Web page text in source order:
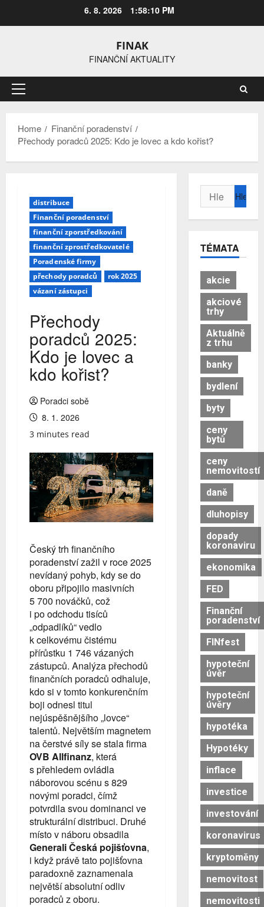
content
6. 8. 2026 1:58:11 PM
FINAK
FINANČNÍ AKTUALITY
Primary
Home
Finanční poradenství
Přechody poradců 2025: Kdo je lovec a kdo kořist?
distribuce
Finanční poradenství
finanční zporstředkování
finanční zprostředkovatelé
Poradenské firmy
přechody poradců
rok 2025
vázaní zástupci
Přechody
poradců 2025:
Kdo je lovec a
kdo kořist?
Poradci sobě
8. 1. 2026
3 minutes read
Český trh finančního
poradenství zažil v roce 2025
nevídaný pohyb, kdy se do
oboru připojilo masivních
5 700 nováčků, což
i po odchodu tisíců
„odpadlíků“ vedlo
k celkovému čistému
přírůstku 1 746 vázaných
zástupců. Analýza přechodů
finančních poradců odhaluje,
kdo si v tomto konkurenčním
boji odnesl titul
nejúspěšnějšího „lovce“
talentů. Největším magnetem
na čerstvé síly se stala firma
OVB Allfinanz, která
s přehledem ovládla
náborovou scénu s 829
novými poradci, čímž
potvrdila svou dominanci ve
strukturální distribuci. Druhé
místo v náboru obsadila
Generali Česká pojišťovna,
i když právě tato pojišťovna
paradoxně zaznamenala
největší absolutní odliv
poradců z oboru.
Vyhledávání
TÉMATA
akcie
akciové
trhy
Aktuálně
z trhu
banky
bydlení
byty
ceny
bytů
ceny
nemovitostí
daně
dluhopisy
dopady
koronaviru
ekonomika
FED
Finanční
poradenství
FINfest
hypoteční
úvěr
hypoteční
úvěry
hypotéka
Hypotéky
inflace
investice
investování
koronavirus
kryptoměny
nemovitost
nemovitosti